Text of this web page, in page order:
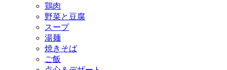
鶏肉
野菜と豆腐
スープ
湯麺
焼きそば
ご飯